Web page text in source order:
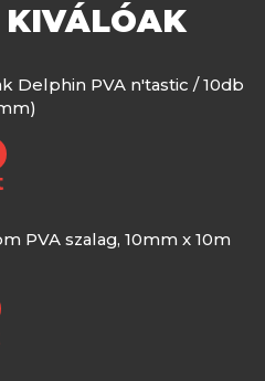
KIVÁLÓAK
Delphin PVA n'tastic / 10db
PVA szalag, 10mm x 10m